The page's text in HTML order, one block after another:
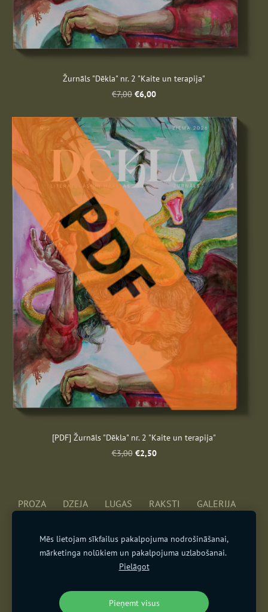
Žurnāls "Dēkla" nr. 2 "Kaite un terapija"
€7,00 €6,00
[PDF] Žurnāls "Dēkla" nr. 2 "Kaite un terapija"
€3,00 €2,50
PROZA DZEJA LUGAS RAKSTI
GALERIJA
"Dēkla" ir biedrības "Fantasmagorija" izdots fantāzijas un
fantastikas literatūras un mākslas žurnāls.
zurnalsdekla@gmail.com
Mēs lietojam sīkfailus pakalpojuma nodrošināšanai,
mārketinga nolūkiem un pakalpojuma uzlabošanai.
Pielāgot
Pieņemt visus